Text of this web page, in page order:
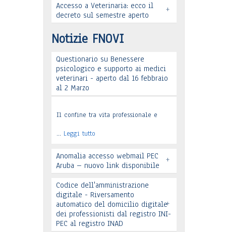
Leggi tutto
Leggi tutto
Accesso a Veterinaria: ecco il
decreto sul semestre aperto
+
Leggi tutto
Notizie FNOVI
Questionario su Benessere
psicologico e supporto ai medici
veterinari - aperto dal 16 febbraio
al 2 Marzo
Il confine tra vita professionale e
… Leggi tutto
Anomalia accesso webmail PEC
Aruba – nuovo link disponibile
+
Leggi tutto
Codice dell'amministrazione
digitale - Riversamento
automatico del domicilio digitale
dei professionisti dal registro INI-
PEC al registro INAD
+